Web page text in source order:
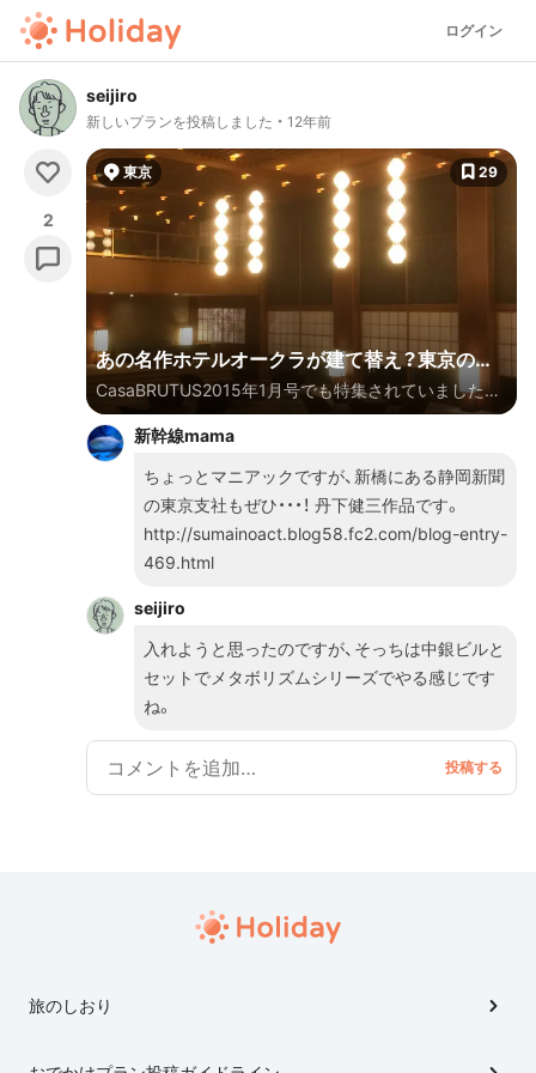
ログイン
seijiro
新しいプランを投稿しました 12年前
2
東京 29
あの名作ホテルオークラが建て替え？東京の真
ん中でモダニズム建築を楽しもう！
CasaBRUTUS2015年1月号でも特集されていました
が、戦後日本のモダニズム建築がどんどん失われていま
す。国立競技場に続いて2015年9月のホテルオークラ
の建て替えが発表され営業を終了しましたし、森ビルの
第二六本木ヒルズ計画からは国際文化会館が危ないで
す。モダニムズム建築が建て替えられようとしている
「今」だからこそ、是非みておきましょう！
新幹線mama
ちょっとマニアックですが、新橋にある静岡新聞
の東京支社もぜひ・・・！ 丹下健三作品です。
http://sumainoact.blog58.fc2.com/blog-entry-
469.html
seijiro
入れようと思ったのですが、そっちは中銀ビルと
セットでメタボリズムシリーズでやる感じです
ね。
旅のしおり